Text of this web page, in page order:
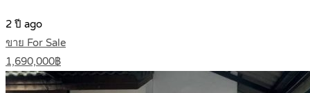
2 ปี ago
ขาย For Sale
1,690,000฿